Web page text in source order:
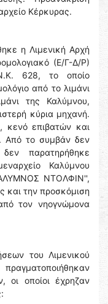
Κέρκυρας.
η Λιμενική Αρχή
(Ε/Γ-Δ/Ρ)
628, το οποίο
από το λιμάνι
της Καλύμνου,
κύρια μηχανή.
κενό επιβατών και
Από το συμβάν δεν
παρατηρήθηκε
Καλύμνου
ΝΤΟΛΦΙΝ'',
και την προσκόμιση
τον νηογνώμονα
του Λιμενικού
οι οποίοι έχρηζαν